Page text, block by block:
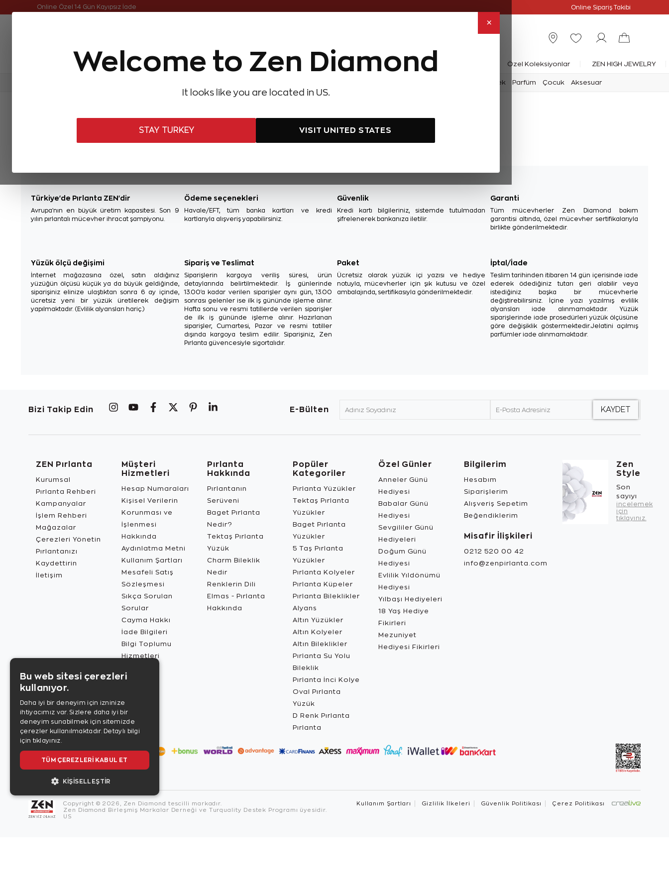
×
Welcome to Zen Diamond
It looks like you are located in US.
STAY TURKEY VISIT UNITED STATES
Online Özel 14 Gün Kayıpsız İade Online Sipariş Takibi
Aynı Gün Kargo Çok Satanlar Hediye Önerileri Evlilik Teklifi Setler Oval Tektaş Pırlanta Yüzük Özel Koleksiyonlar ZEN HIGH JEWELRY
Erkek Parfüm Çocuk Aksesuar
Mücevher bulunamadı!
Türkiye'de Pırlanta ZEN'dir
Avrupa'nın en büyük üretim kapasitesi. Son 9
yılın pırlantalı mücevher ihracat şampiyonu.
Ödeme seçenekleri
Havale/EFT, tüm banka kartları ve kredi
kartlarıyla alışveriş yapabilirsiniz.
Güvenlik
Kredi kartı bilgileriniz, sistemde tutulmadan
şifrelenerek bankanıza iletilir.
Garanti
Tüm mücevherler Zen Diamond bakım
garantisi altında, özel mücevher sertifikalarıyla
birlikte gönderilmektedir.
Yüzük ölçü değişimi
İnternet mağazasına özel, satın aldığınız
yüzüğün ölçüsü küçük ya da büyük geldiğinde,
siparişiniz elinize ulaştıktan sonra 6 ay içinde,
ücretsiz yeni bir yüzük üretilerek değişim
yapılmaktadır. (Evlilik alyansları hariç.)
Sipariş ve Teslimat
Siparişlerin kargoya veriliş süresi, ürün
detaylarında belirtilmektedir. İş günlerinde
13.00'a kadar verilen siparişler aynı gün, 13.00
sonrası gelenler ise ilk iş gününde işleme alınır.
Hafta sonu ve resmi tatillerde verilen siparişler
de ilk iş gününde işleme alınır. Hazırlanan
siparişler, Cumartesi, Pazar ve resmi tatiller
dışında kargoya teslim edilir. Siparişiniz, Zen
Pırlanta güvencesiyle sigortalıdır.
Paket
Ücretsiz olarak yüzük içi yazısı ve hediye
notuyla, mücevherler için şık kutusu ve özel
ambalajında, sertifikasıyla gönderilmektedir.
İptal/İade
Teslim tarihinden itibaren 14 gün içerisinde iade
ederek ödediğiniz tutarı geri alabilir veya
istediğiniz başka bir mücevherle
değiştirebilirsiniz. İçine yazı yazılmış evlilik
alyansları iade alınmamaktadır. Yüzük
siparişlerinde iade prosedürleri yüzük ölçüsüne
göre değişiklik göstermektedir.Jelatini açılmış
parfümler iade alınmamaktadır.
Bizi Takip Edin E-Bülten
ZEN Pırlanta
Kurumsal
Pırlanta Rehberi
Kampanyalar
İşlem Rehberi
Mağazalar
Çerezleri Yönetin
Pırlantanızı
Kaydettirin
İletişim
Müşteri
Hizmetleri
Hesap Numaraları
Kişisel Verilerin
Korunması ve
İşlenmesi
Hakkında
Aydınlatma Metni
Kullanım Şartları
Mesafeli Satış
Sözleşmesi
Sıkça Sorulan
Sorular
Cayma Hakkı
İade Bilgileri
Bilgi Toplumu
Hizmetleri
Pırlanta
Hakkında
Pırlantanın
Serüveni
Baget Pırlanta
Nedir?
Tektaş Pırlanta
Yüzük
Charm Bileklik
Nedir
Renklerin Dili
Elmas - Pırlanta
Hakkında
Popüler
Kategoriler
Pırlanta Yüzükler
Tektaş Pırlanta
Yüzükler
Baget Pırlanta
Yüzükler
5 Taş Pırlanta
Yüzükler
Pırlanta Kolyeler
Pırlanta Küpeler
Pırlanta Bileklikler
Alyans
Altın Yüzükler
Altın Kolyeler
Altın Bileklikler
Pırlanta Su Yolu
Bileklik
Pırlanta İnci Kolye
Oval Pırlanta
Yüzük
D Renk Pırlanta
Pırlanta
Özel Günler
Anneler Günü
Hediyesi
Babalar Günü
Hediyesi
Sevgililer Günü
Hediyeleri
Doğum Günü
Hediyesi
Evlilik Yıldönümü
Hediyesi
Yılbaşı Hediyeleri
18 Yaş Hediye
Fikirleri
Mezuniyet
Hediyesi Fikirleri
Bilgilerim
Hesabım
Siparişlerim
Alışveriş Sepetim
Beğendiklerim
Misafir İlişkileri
0212 520 00 42
info@zenpirlanta.com
Zen
Style
Son
sayıyı
incelemek
için
tıklayınız.
Copyright © 2026, Zen Diamond tescilli markadır.
Zen Diamond Birleşmiş Markalar Derneği ve Turquality Destek Programı üyesidir.
US
Kullanım Şartları Gizlilik İlkeleri Güvenlik Politikası Çerez Politikası
Bu web sitesi çerezleri
kullanıyor.
Daha iyi bir deneyim için izninize
ihtiyacımız var. Sizlere daha iyi bir
deneyim sunabilmek için sitemizde
çerezler kullanılmaktadır. Detaylı bilgi
için tıklayınız.
TÜM ÇEREZLERI KABUL ET
KIŞISELLEŞTIR